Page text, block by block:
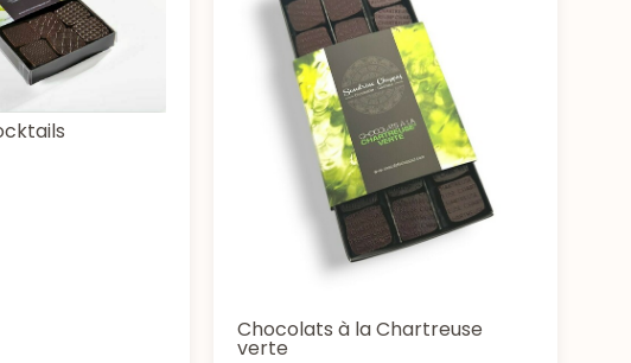
Chocolats à la Chartreuse
verte